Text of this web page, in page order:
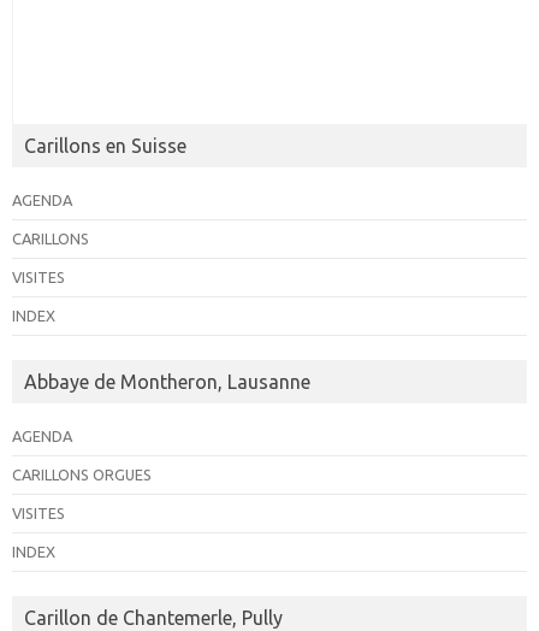
Carillons en Suisse
AGENDA
CARILLONS
VISITES
INDEX
Abbaye de Montheron, Lausanne
AGENDA
CARILLONS ORGUES
VISITES
INDEX
Carillon de Chantemerle, Pully